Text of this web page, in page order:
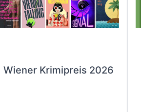
Wiener Krimipreis 2026